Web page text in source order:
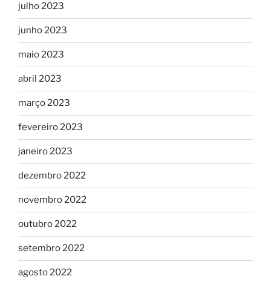
julho 2023
junho 2023
maio 2023
abril 2023
março 2023
fevereiro 2023
janeiro 2023
dezembro 2022
novembro 2022
outubro 2022
setembro 2022
agosto 2022